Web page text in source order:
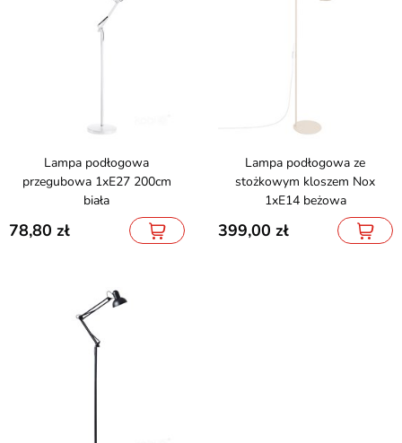
Lampa podłogowa
przegubowa 1xE27 200cm
biała
78,80
Lampa podłogowa ze
stożkowym kloszem Nox
1xE14 beżowa
399,00